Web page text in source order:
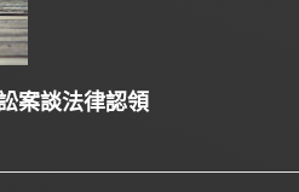
案談法律認領